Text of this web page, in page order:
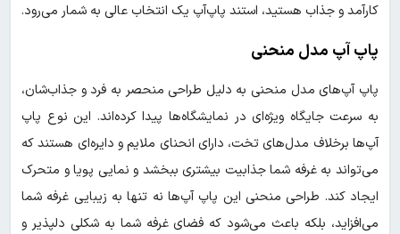
کارآمد و جذاب هستید، استند پاپ‌آپ یک انتخاب عالی به شمار می‌رود.
پاپ آپ مدل منحنی
پاپ آپ‌های مدل منحنی به دلیل طراحی منحصر به فرد و جذاب‌شان،
به سرعت جایگاه ویژه‌ای در نمایشگاه‌ها پیدا کرده‌اند. این نوع پاپ
آپ‌ها برخلاف مدل‌های تخت، دارای انحنای ملایم و دایره‌ای هستند که
می‌تواند به غرفه شما جذابیت بیشتری ببخشد و نمایی پویا و متحرک
ایجاد کند. طراحی منحنی این پاپ آپ‌ها نه تنها به زیبایی غرفه شما
می‌افزاید، بلکه باعث می‌شود که فضای غرفه شما به شکلی دلپذیر و